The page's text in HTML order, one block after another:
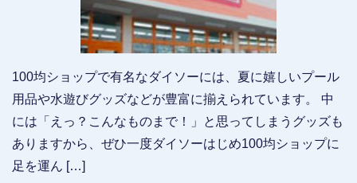
100均ショップで有名なダイソーには、夏に嬉しいプール
用品や水遊びグッズなどが豊富に揃えられています。 中
には「えっ？こんなものまで！」と思ってしまうグッズも
ありますから、ぜひ一度ダイソーはじめ100均ショップに
足を運ん […]